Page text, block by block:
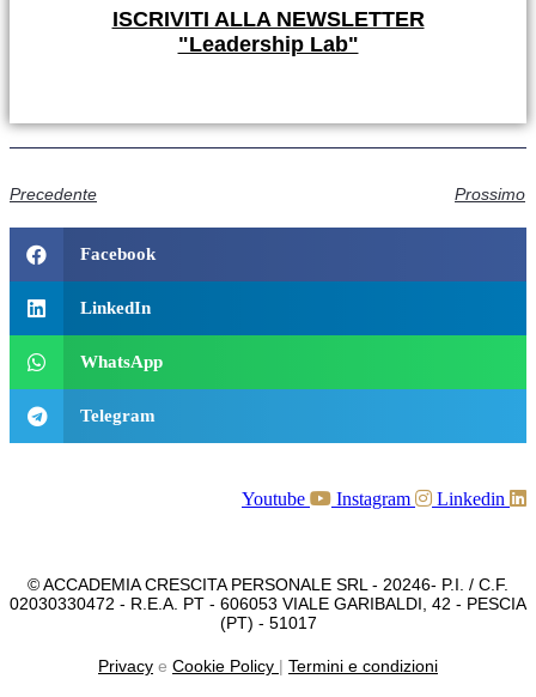
ISCRIVITI ALLA NEWSLETTER
"Leadership Lab"
Precedente Prossimo
Facebook
LinkedIn
WhatsApp
Telegram
Youtube Instagram Linkedin
© ACCADEMIA CRESCITA PERSONALE SRL - 20246- P.I. / C.F.
02030330472 - R.E.A. PT - 606053 VIALE GARIBALDI, 42 - PESCIA
(PT) - 51017
Privacy e Cookie Policy | Termini e condizioni